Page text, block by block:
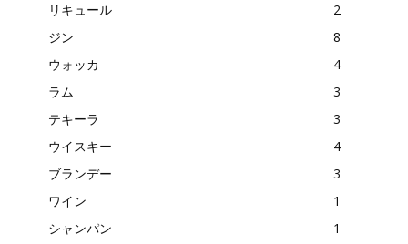
リキュール
2
ジン
8
ウォッカ
4
ラム
3
テキーラ
3
ウイスキー
4
ブランデー
3
ワイン
1
シャンパン
1